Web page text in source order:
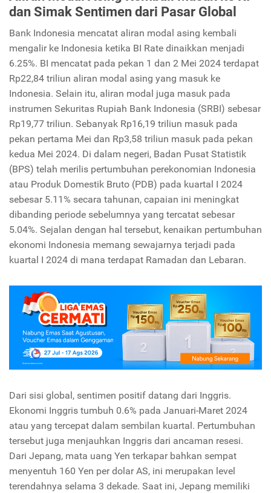
dan Simak Sentimen dari Pasar Global
Bank Indonesia mencatat aliran modal asing kembali
mengalir ke Indonesia ketika BI Rate dinaikkan menjadi
6.25%. BI mencatat pada pekan 1 dan 2 Mei 2024 terdapat
Rp22,84 triliun aliran modal asing yang masuk ke
Indonesia. Selain itu, aliran modal juga masuk pada
instrumen Sekuritas Rupiah Bank Indonesia (SRBI) sebesar
Rp19,77 triliun. Sebanyak Rp16,19 triliun masuk pada
pekan pertama Mei dan Rp3,58 triliun masuk pada pekan
kedua Mei 2024. Di dalam negeri, Badan Pusat Statistik
(BPS) telah merilis pertumbuhan perekonomian Indonesia
atau Produk Domestik Bruto (PDB) pada kuartal I 2024
sebesar 5.11% secara tahunan, capaian ini meningkat
dibanding periode sebelumnya yang tercatat sebesar
5.04%. Sejalan dengan hal tersebut, kenaikan pertumbuhan
ekonomi Indonesia memang sewajarnya terjadi pada
kuartal I 2024 di mana terdapat Ramadan dan Lebaran.
Dari sisi global, sentimen positif datang dari Inggris.
Ekonomi Inggris tumbuh 0.6% pada Januari-Maret 2024
atau yang tercepat dalam sembilan kuartal. Pertumbuhan
tersebut juga menjauhkan Inggris dari ancaman resesi.
Dari Jepang, mata uang Yen terkapar bahkan sempat
menyentuh 160 Yen per dolar AS, ini merupakan level
terendahnya selama 3 dekade. Saat ini, Jepang memiliki